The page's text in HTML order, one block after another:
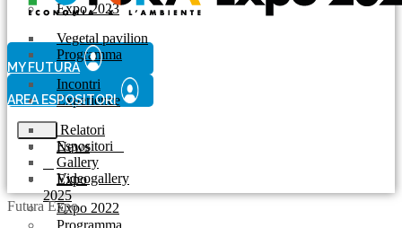
Expo 2023
Vegetal pavilion
Programma
Incontri
Experience
Relatori
Espositori
Gallery
Videogallery
Expo 2022
MY FUTURA
AREA ESPOSITORI
News
Expo
2025
Programma
Futura Expo